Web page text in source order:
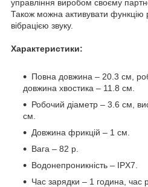
управління виробом своєму
Також можна активувати функцію
вібрацією звуку.
Характеристики:
Повна довжина – 20.3 см,
довжина хвостика – 11.8 см.
Робочий діаметр – 3.6 см,
см.
Довжина фрикцій – 1 см.
Вага – 82 р.
Водонепроникність – IPX7.
Час зарядки – 1 година, час